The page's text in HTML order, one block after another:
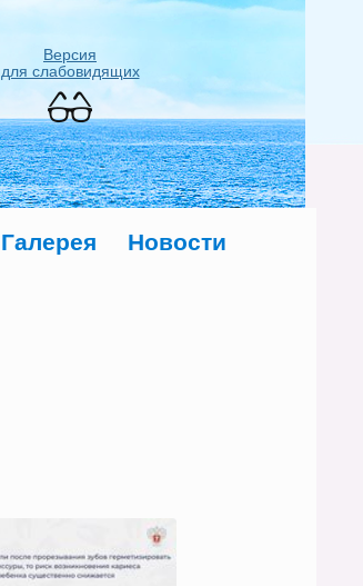
Версия
для слабовидящих
Галерея Новости